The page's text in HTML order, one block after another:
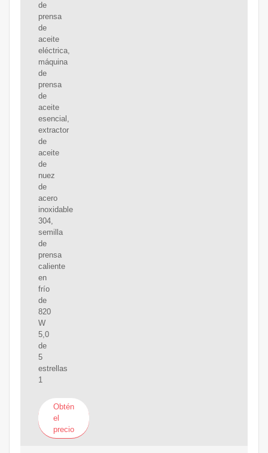
de
prensa
de
aceite
eléctrica,
máquina
de
prensa
de
aceite
esencial,
extractor
de
aceite
de
nuez
de
acero
inoxidable
304,
semilla
de
prensa
caliente
en
frío
de
820
W
5,0
de
5
estrellas
1
Obtén
el
precio